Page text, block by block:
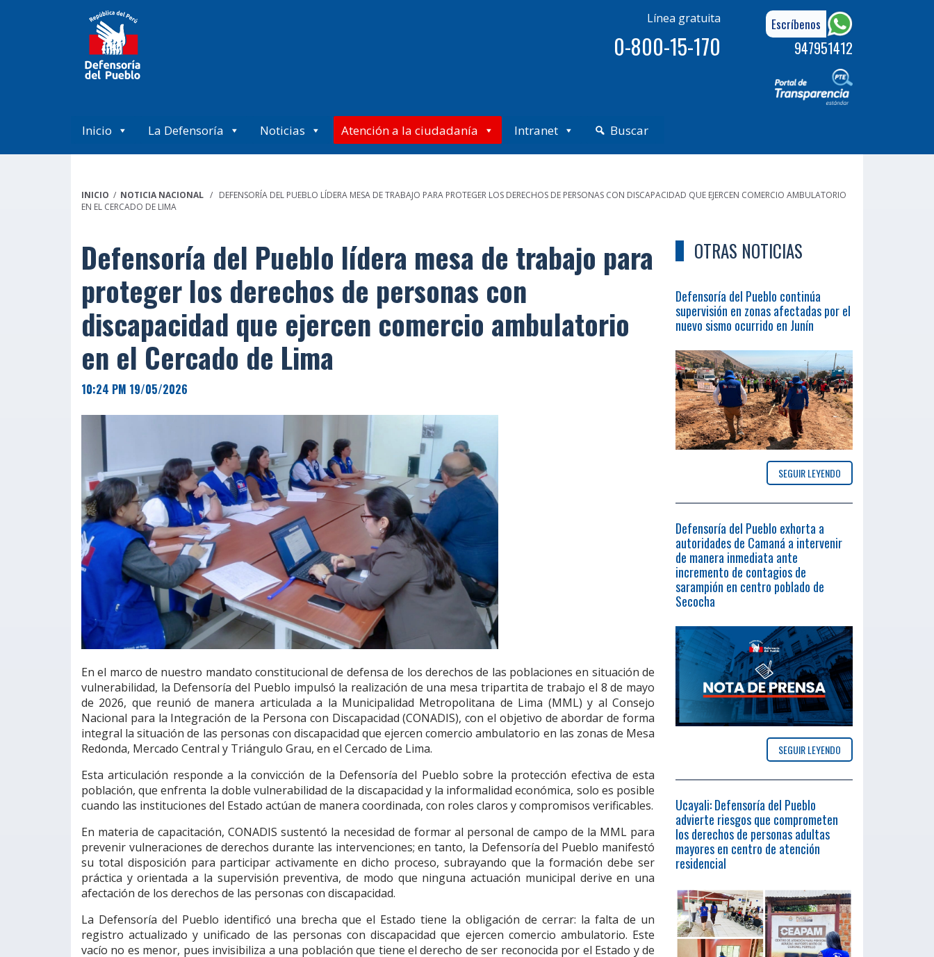
Línea gratuita
0-800-15-170
Escríbenos
947951412
Inicio La Defensoría Noticias Atención a la ciudadanía Intranet Buscar
INICIO / NOTICIA NACIONAL / DEFENSORÍA DEL PUEBLO LÍDERA MESA DE TRABAJO PARA PROTEGER LOS DERECHOS DE PERSONAS CON DISCAPACIDAD QUE EJERCEN COMERCIO AMBULATORIO
EN EL CERCADO DE LIMA
Defensoría del Pueblo lídera mesa de trabajo para
proteger los derechos de personas con
discapacidad que ejercen comercio ambulatorio
en el Cercado de Lima
10:24 PM 19/05/2026
En el marco de nuestro mandato constitucional de defensa de los derechos de las poblaciones en situación de
vulnerabilidad, la Defensoría del Pueblo impulsó la realización de una mesa tripartita de trabajo el 8 de mayo
de 2026, que reunió de manera articulada a la Municipalidad Metropolitana de Lima (MML) y al Consejo
Nacional para la Integración de la Persona con Discapacidad (CONADIS), con el objetivo de abordar de forma
integral la situación de las personas con discapacidad que ejercen comercio ambulatorio en las zonas de Mesa
Redonda, Mercado Central y Triángulo Grau, en el Cercado de Lima.
Esta articulación responde a la convicción de la Defensoría del Pueblo sobre la protección efectiva de esta
población, que enfrenta la doble vulnerabilidad de la discapacidad y la informalidad económica, solo es posible
cuando las instituciones del Estado actúan de manera coordinada, con roles claros y compromisos verificables.
En materia de capacitación, CONADIS sustentó la necesidad de formar al personal de campo de la MML para
prevenir vulneraciones de derechos durante las intervenciones; en tanto, la Defensoría del Pueblo manifestó
su total disposición para participar activamente en dicho proceso, subrayando que la formación debe ser
práctica y orientada a la supervisión preventiva, de modo que ninguna actuación municipal derive en una
afectación de los derechos de las personas con discapacidad.
La Defensoría del Pueblo identificó una brecha que el Estado tiene la obligación de cerrar: la falta de un
registro actualizado y unificado de las personas con discapacidad que ejercen comercio ambulatorio. Este
vacío no es menor, pues invisibiliza a una población que tiene el derecho de ser reconocida por el Estado y de
OTRAS NOTICIAS
Defensoría del Pueblo continúa
supervisión en zonas afectadas por el
nuevo sismo ocurrido en Junín
SEGUIR LEYENDO
Defensoría del Pueblo exhorta a
autoridades de Camaná a intervenir
de manera inmediata ante
incremento de contagios de
sarampión en centro poblado de
Secocha
SEGUIR LEYENDO
Ucayali: Defensoría del Pueblo
advierte riesgos que comprometen
los derechos de personas adultas
mayores en centro de atención
residencial